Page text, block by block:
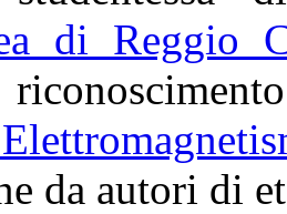
di Reggio
da autori di